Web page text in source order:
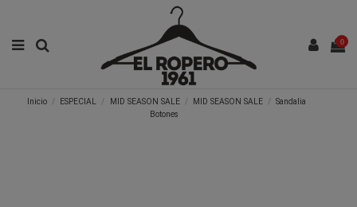
0
Inicio ESPECIAL MID SEASON SALE MID SEASON SALE
Sandalia
Botones